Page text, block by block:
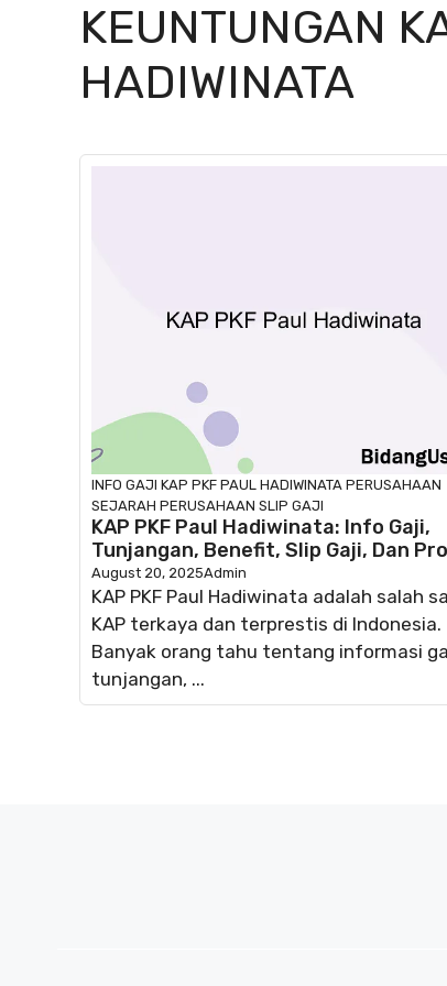
KEUNTUNGAN
HADIWINATA
INFO GAJI KAP PKF PAUL HADIWINATA PERUSAHAAN
SEJARAH PERUSAHAAN SLIP GAJI
KAP PKF Paul Hadiwinata: Info Gaji,
Tunjangan, Benefit, Slip Gaji, Dan
August 20, 2025Admin
KAP PKF Paul Hadiwinata adalah salah
KAP terkaya dan terprestis di Indonesia.
Banyak orang tahu tentang informasi
tunjangan, ...